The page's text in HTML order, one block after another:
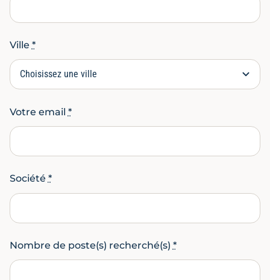
Ville *
Votre email *
Société *
Nombre de poste(s) recherché(s) *